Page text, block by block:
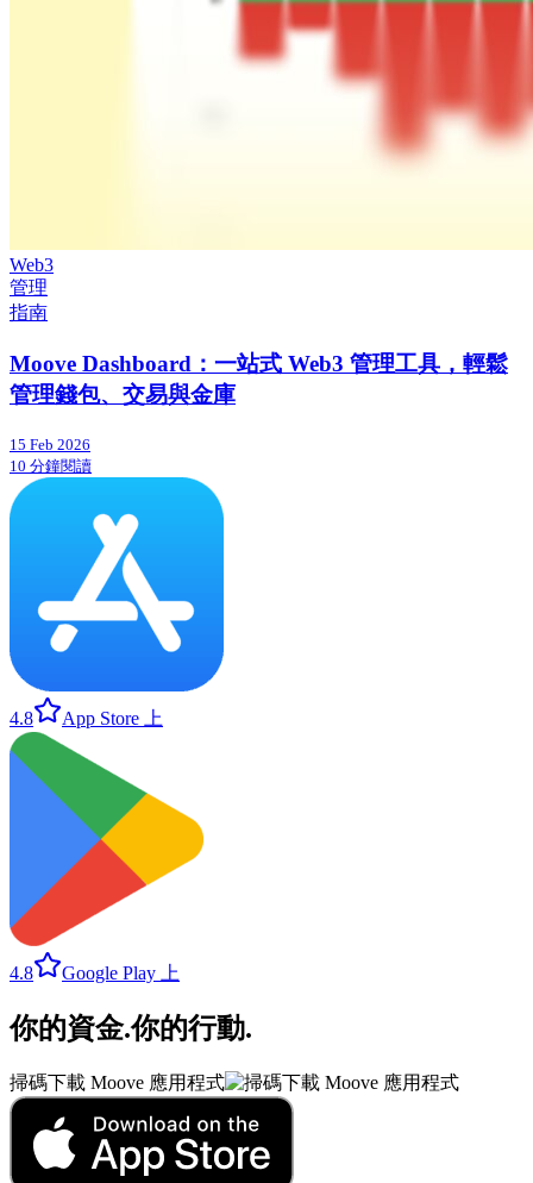
Web3
管理
指南
Moove Dashboard：一站式 Web3 管理工具，輕鬆
管理錢包、交易與金庫
15 Feb 2026
10 分鐘閱讀
4.8 App Store 上
4.8 Google Play 上
你的資金.你的行動.
掃碼下載 Moove 應用程式